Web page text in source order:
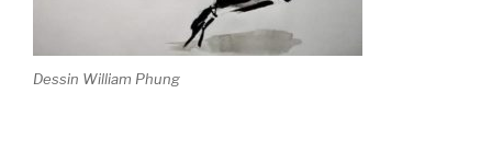
Dessin William Phung